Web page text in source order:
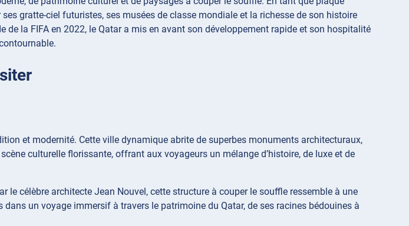
gratte-ciel futuristes, ses musées de classe mondiale et la richesse de son histoire
de la FIFA en 2022, le Qatar a mis en avant son développement rapide et son hospitalité
et modernité. Cette ville dynamique abrite de superbes monuments architecturaux,
culturelle florissante, offrant aux voyageurs un mélange d’histoire, de luxe et de
le célèbre architecte Jean Nouvel, cette structure à couper le souffle ressemble à une
dans un voyage immersif à travers le patrimoine du Qatar, de ses racines bédouines à